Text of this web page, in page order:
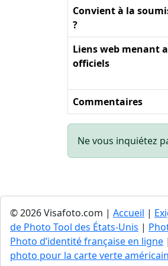
Convient à la
?
Liens web menant
officiels
Commentaires
Ne vous inquiétez
© 2026 Visafoto.com | Accueil |
de Photo Tool des États-Unis |
Photo d’identité française en ligne |
photo pour la carte verte